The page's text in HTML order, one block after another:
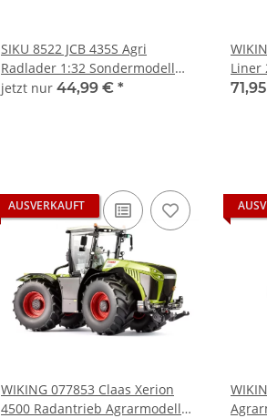
SIKU 8522 JCB 435S Agri
Radlader 1:32 Sondermodell
idee+spiel
jetzt nur 44,99 € *
Liner
AUSVERKAUFT
WIKING 077853 Claas Xerion
4500 Radantrieb Agrarmodell